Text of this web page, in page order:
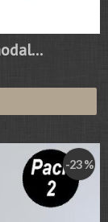
-23 %